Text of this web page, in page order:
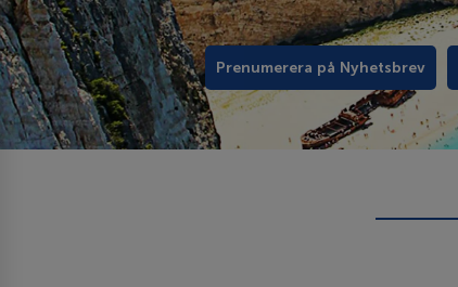
Prenumerera på Nyhetsbrev